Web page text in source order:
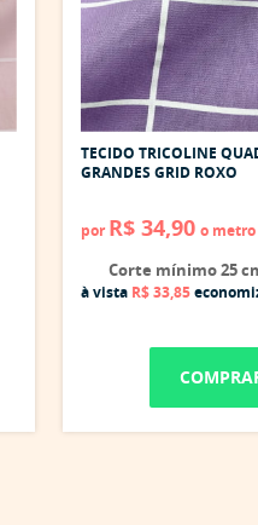
TECIDO TRICOLINE
GRANDES GRID ROXO
por R$ 34,90 o metro
Corte mínimo 25
à vista R$ 33,85